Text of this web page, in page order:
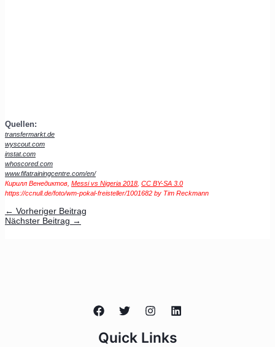
Quellen:
transfermarkt.de
wyscout.com
instat.com
whoscored.com
www.fifatrainingcentre.com/en/
Кирилл Венедиктов, Messi vs Nigeria 2018 CC BY-SA 3.0
https://ccnull.de/foto/wm-pokal-freisteller/1001682 by Tim Reckmann
← Vorheriger Beitrag
Nächster Beitrag →
Quick Links